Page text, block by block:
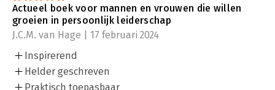
Actueel boek voor mannen en vrouwen die willen
groeien in persoonlijk leiderschap
J.C.M. van Hage | 17 februari 2024
Inspirerend
Helder geschreven
Praktisch toepasbaar